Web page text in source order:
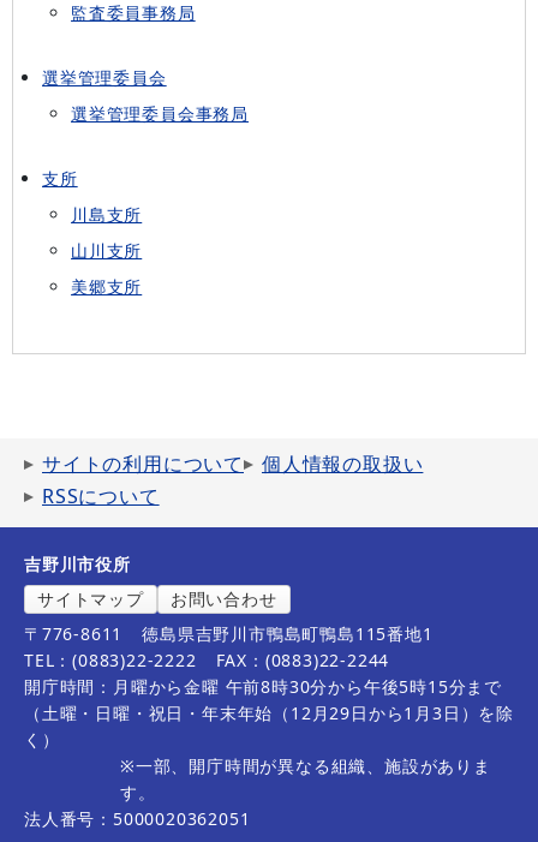
監査委員事務局
選挙管理委員会
選挙管理委員会事務局
支所
川島支所
山川支所
美郷支所
サイトの利用について
個人情報の取扱い
RSSについて
吉野川市役所
サイトマップ
お問い合わせ
〒776-8611
徳島県吉野川市鴨島町鴨島115番地1
TEL：(0883)22-2222
FAX：(0883)22-2244
開庁時間：月曜から金曜 午前8時30分から午後5時15分まで
（土曜・日曜・祝日・年末年始（12月29日から1月3日）を除
く）
※一部、開庁時間が異なる組織、施設がありま
す。
法人番号：5000020362051